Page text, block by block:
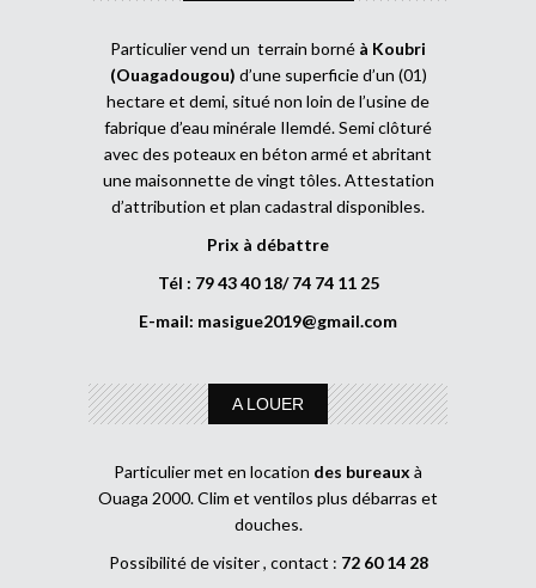
Particulier vend un terrain borné à Koubri
(Ouagadougou) d’une superficie d’un (01)
hectare et demi, situé non loin de l’usine de
fabrique d’eau minérale Ilemdé. Semi clôturé
avec des poteaux en béton armé et abritant
une maisonnette de vingt tôles. Attestation
d’attribution et plan cadastral disponibles.
Prix à débattre
Tél : 79 43 40 18/ 74 74 11 25
E-mail: masigue2019@gmail.com
A LOUER
Particulier met en location des bureaux à
Ouaga 2000. Clim et ventilos plus débarras et
douches.
Possibilité de visiter , contact : 72 60 14 28